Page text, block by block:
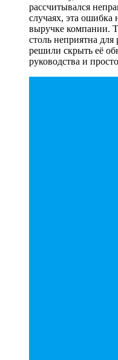
рассчитывался
случаях, эта ошибка
выручке компании.
столь неприятна для
решили скрыть её
руководства и